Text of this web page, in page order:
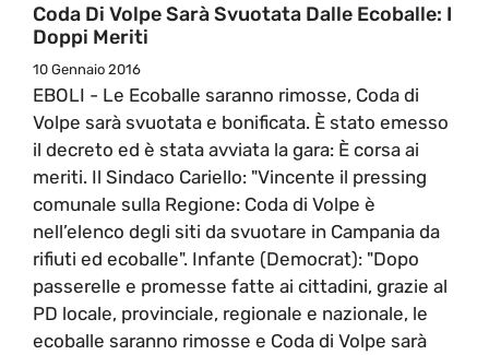
Coda Di Volpe Sarà Svuotata Dalle Ecoballe: I
Doppi Meriti
10 Gennaio 2016
EBOLI - Le Ecoballe saranno rimosse, Coda di
Volpe sarà svuotata e bonificata. È stato emesso
il decreto ed è stata avviata la gara: È corsa ai
meriti. Il Sindaco Cariello: "Vincente il pressing
comunale sulla Regione: Coda di Volpe è
nell’elenco degli siti da svuotare in Campania da
rifiuti ed ecoballe". Infante (Democrat): "Dopo
passerelle e promesse fatte ai cittadini, grazie al
PD locale, provinciale, regionale e nazionale, le
ecoballe saranno rimosse e Coda di Volpe sarà